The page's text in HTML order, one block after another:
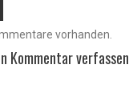
vorhanden.
Kommentar verfassen